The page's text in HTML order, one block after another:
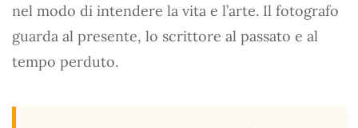
nel modo di intendere la vita e l’arte. Il fotografo
guarda al presente, lo scrittore al passato e al
tempo perduto.